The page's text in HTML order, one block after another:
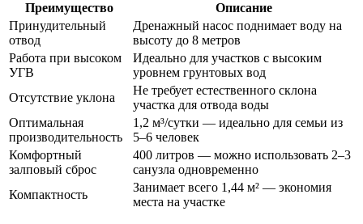
Преимущество
Описание
Принудительный
отвод
Дренажный насос поднимает воду на
высоту до 8 метров
Работа при высоком
УГВ
Идеально для участков с высоким
уровнем грунтовых вод
Отсутствие уклона
Не требует естественного склона
участка для отвода воды
Оптимальная
производительность
1,2 м³/сутки — идеально для семьи из
5–6 человек
Комфортный
залповый сброс
400 литров — можно использовать 2–3
санузла одновременно
Компактность
Занимает всего 1,44 м² — экономия
места на участке